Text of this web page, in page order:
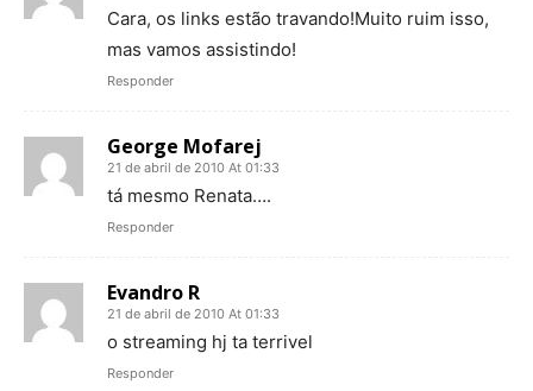
Cara, os links estão travando!Muito ruim isso,
mas vamos assistindo!
Responder
George Mofarej
21 de abril de 2010 At 01:33
tá mesmo Renata….
Responder
Evandro R
21 de abril de 2010 At 01:33
o streaming hj ta terrivel
Responder